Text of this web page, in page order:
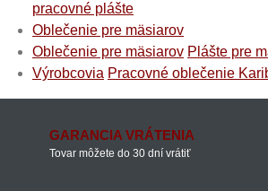
pracovné plášte
Oblečenie pre mäsiarov
Oblečenie pre mäsiarov Plášte pre
Výrobcovia Pracovné oblečenie
GARANCIA VRÁTENIA
Tovar môžete do 30 dní vrátiť